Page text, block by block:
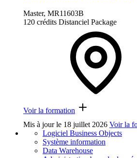
Master, MR11603B
120 crédits Distanciel Package
Voir la formation
Mis à jour le 18 juillet 2026 Voir la
Logiciel Business Objects
Système information
Data Warehouse